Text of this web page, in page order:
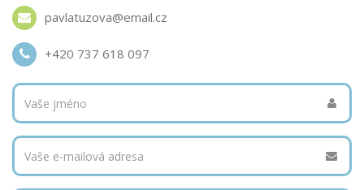
pavlatuzova@email.cz
+420 737 618 097